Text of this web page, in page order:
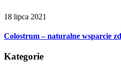
18 lipca 2021
Colostrum – naturalne wsparcie
Kategorie